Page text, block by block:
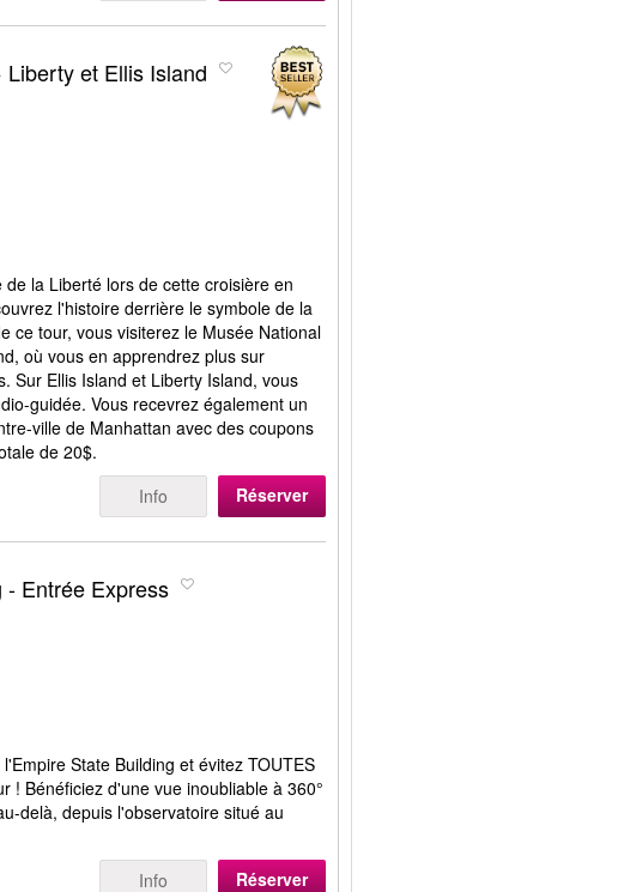
et Ellis Island
la Liberté lors de cette croisière en
l'histoire derrière le symbole de la
ce tour, vous visiterez le Musée National
où vous en apprendrez plus sur
Sur Ellis Island et Liberty Island, vous
guidée. Vous recevrez également un
ville de Manhattan avec des coupons
de 20$.
Info Réserver
Entrée Express
State Building et évitez TOUTES
! Bénéficiez d'une vue inoubliable à 360°
delà, depuis l'observatoire situé au
Info Réserver